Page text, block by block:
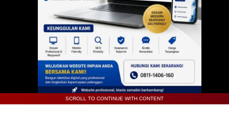
SCROLL TO CONTINUE WITH CONTENT